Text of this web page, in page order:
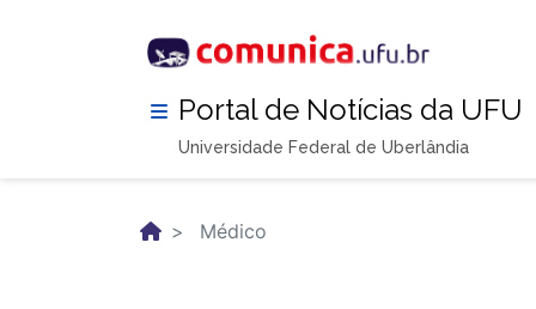
Portal de Notícias da UFU
Universidade Federal de Uberlândia
Médico